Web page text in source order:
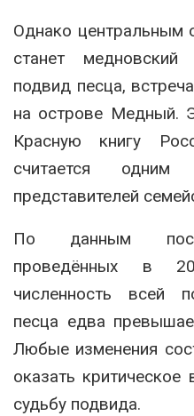
Однако центральным
станет
подвид песца,
на острове Медный.
Красную книгу
считается
представителей
По данным
проведённых в
численность всей
песца едва
Любые изменения
оказать
судьбу подвида.